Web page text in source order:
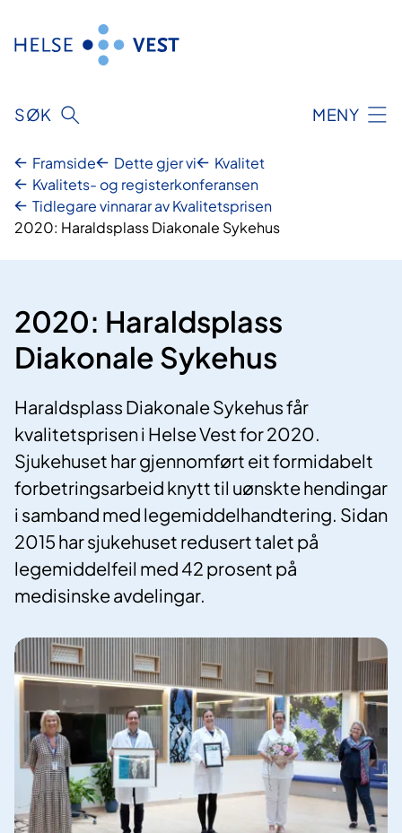
innhald
SØK MENY
Framside Dette gjer vi
Kvalitet
Kvalitets- og registerkonferansen
Tidlegare vinnarar av Kvalitetsprisen
2020: Haraldsplass Diakonale Sykehus
2020: Haraldsplass
Diakonale Sykehus
Haraldsplass Diakonale Sykehus får
kvalitetsprisen i Helse Vest for 2020.
Sjukehuset har gjennomført eit formidabelt
forbetringsarbeid knytt til uønskte hendingar
i samband med legemiddelhandtering. Sidan
2015 har sjukehuset redusert talet på
legemiddelfeil med 42 prosent på
medisinske avdelingar.